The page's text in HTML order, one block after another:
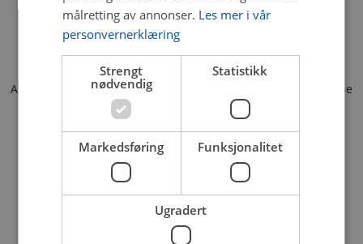
Application error: a client-side exception has occurred (see the
browser console for more information).
målretting av annonser. Les mer i vår
personvernerklæring
Strengt
nødvendig
Statistikk
Markedsføring Funksjonalitet
Ugradert